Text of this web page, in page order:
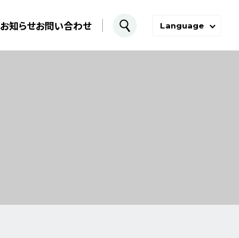
お知らせお問い合わせ Language